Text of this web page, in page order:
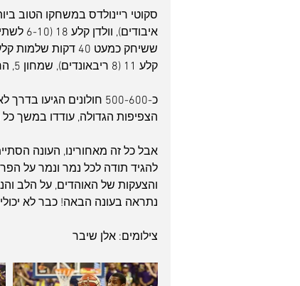
קלע 11 (8 ריבאונדים), שמחון 5, הרוש 4 (1-9 מהשדה, 3 חטיפות), הובר 1. כן שותפו: דדון ופלטין.
כ-500-600 חולונים
הצפיפות הגדולה, עודדו במשך
אבל כל זה מאחורינו, העונה
להגיד תודה לכל נמר ונמר על
והצעקות של האוהדים, על הלב
נתראה בעונה הבאה! כבר לא
צילומים: אלן שיבר